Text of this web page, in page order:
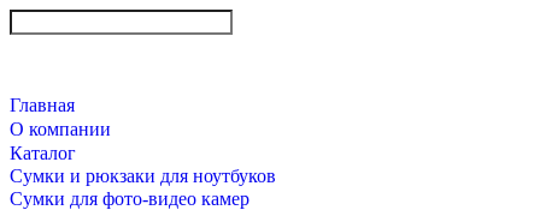
Главная
О компании
Каталог
Сумки и рюкзаки для ноутбуков
Сумки для фото-видео камер